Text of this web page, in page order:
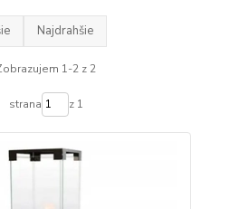
Najdrahšie
1-2 z 2
strana z 1